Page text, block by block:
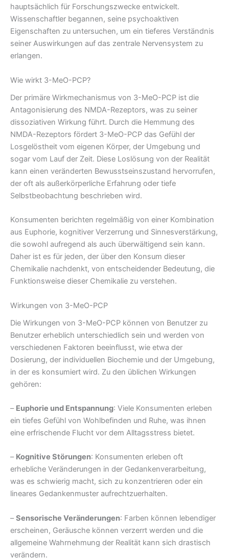
hauptsächlich für Forschungszwecke entwickelt.
Wissenschaftler begannen, seine psychoaktiven
Eigenschaften zu untersuchen, um ein tieferes Verständnis
seiner Auswirkungen auf das zentrale Nervensystem zu
erlangen.
Wie wirkt 3-MeO-PCP?
Der primäre Wirkmechanismus von 3-MeO-PCP ist die
Antagonisierung des NMDA-Rezeptors, was zu seiner
dissoziativen Wirkung führt. Durch die Hemmung des
NMDA-Rezeptors fördert 3-MeO-PCP das Gefühl der
Losgelöstheit vom eigenen Körper, der Umgebung und
sogar vom Lauf der Zeit. Diese Loslösung von der Realität
kann einen veränderten Bewusstseinszustand hervorrufen,
der oft als außerkörperliche Erfahrung oder tiefe
Selbstbeobachtung beschrieben wird.
Konsumenten berichten regelmäßig von einer Kombination
aus Euphorie, kognitiver Verzerrung und Sinnesverstärkung,
die sowohl aufregend als auch überwältigend sein kann.
Daher ist es für jeden, der über den Konsum dieser
Chemikalie nachdenkt, von entscheidender Bedeutung, die
Funktionsweise dieser Chemikalie zu verstehen.
Wirkungen von 3-MeO-PCP
Die Wirkungen von 3-MeO-PCP können von Benutzer zu
Benutzer erheblich unterschiedlich sein und werden von
verschiedenen Faktoren beeinflusst, wie etwa der
Dosierung, der individuellen Biochemie und der Umgebung,
in der es konsumiert wird. Zu den üblichen Wirkungen
gehören:
– Euphorie und Entspannung: Viele Konsumenten erleben
ein tiefes Gefühl von Wohlbefinden und Ruhe, was ihnen
eine erfrischende Flucht vor dem Alltagsstress bietet.
– Kognitive Störungen: Konsumenten erleben oft
erhebliche Veränderungen in der Gedankenverarbeitung,
was es schwierig macht, sich zu konzentrieren oder ein
lineares Gedankenmuster aufrechtzuerhalten.
–Sensorische Veränderungen: Farben können lebendiger
erscheinen, Geräusche können verzerrt werden und die
allgemeine Wahrnehmung der Realität kann sich drastisch
verändern.